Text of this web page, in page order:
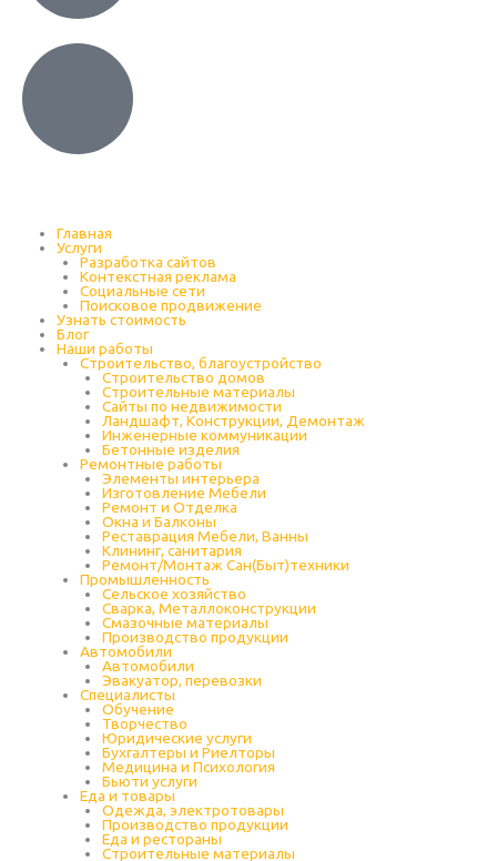
Главная
Услуги
Разработка сайтов
Контекстная реклама
Социальные сети
Поисковое продвижение
Узнать стоимость
Блог
Наши работы
Строительство, благоустройство
Строительство домов
Строительные материалы
Сайты по недвижимости
Ландшафт, Конструкции, Демонтаж
Инженерные коммуникации
Бетонные изделия
Ремонтные работы
Элементы интерьера
Изготовление Мебели
Ремонт и Отделка
Окна и Балконы
Реставрация Мебели, Ванны
Клининг, санитария
Ремонт/Монтаж Сан(Быт)техники
Промышленность
Cельское хозяйство
Сварка, Металлоконструкции
Cмазочные материалы
Производство продукции
Автомобили
Автомобили
Эвакуатор, перевозки
Специалисты
Обучение
Творчество
Юридические услуги
Бухгалтеры и Риелторы
Медицина и Психология
Бьюти услуги
Еда и товары
Одежда, электротовары
Производство продукции
Еда и рестораны
Строительные материалы